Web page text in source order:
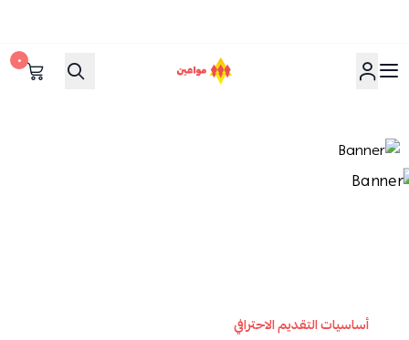
مواعين
٠
أساسيات التقديم الاحترافي